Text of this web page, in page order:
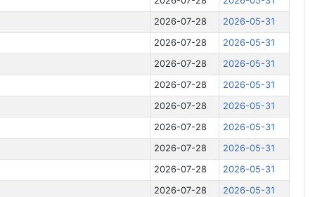
2026-07-28 2026-05-31
2026-07-28 2026-05-31
2026-07-28 2026-05-31
2026-07-28 2026-05-31
2026-07-28 2026-05-31
2026-07-28 2026-05-31
2026-07-28 2026-05-31
2026-07-28 2026-05-31
2026-07-28 2026-05-31